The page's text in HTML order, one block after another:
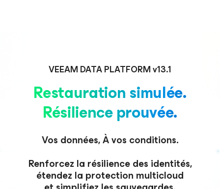
VEEAM DATA PLATFORM v13.1
Restauration simulée.
Résilience prouvée.
Vos données, À vos conditions.
Renforcez la résilience des identités,
étendez la protection multicloud